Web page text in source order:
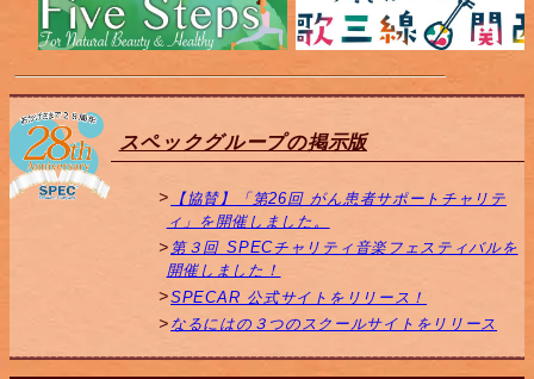
スペックグループの掲示版
【協賛】「第26回 がん患者サポートチャリテ
ィ」を開催しました。
第３回 SPECチャリティ音楽フェスティバルを
開催しました！
SPECAR 公式サイトをリリース！
なるにはの３つのスクールサイトをリリース